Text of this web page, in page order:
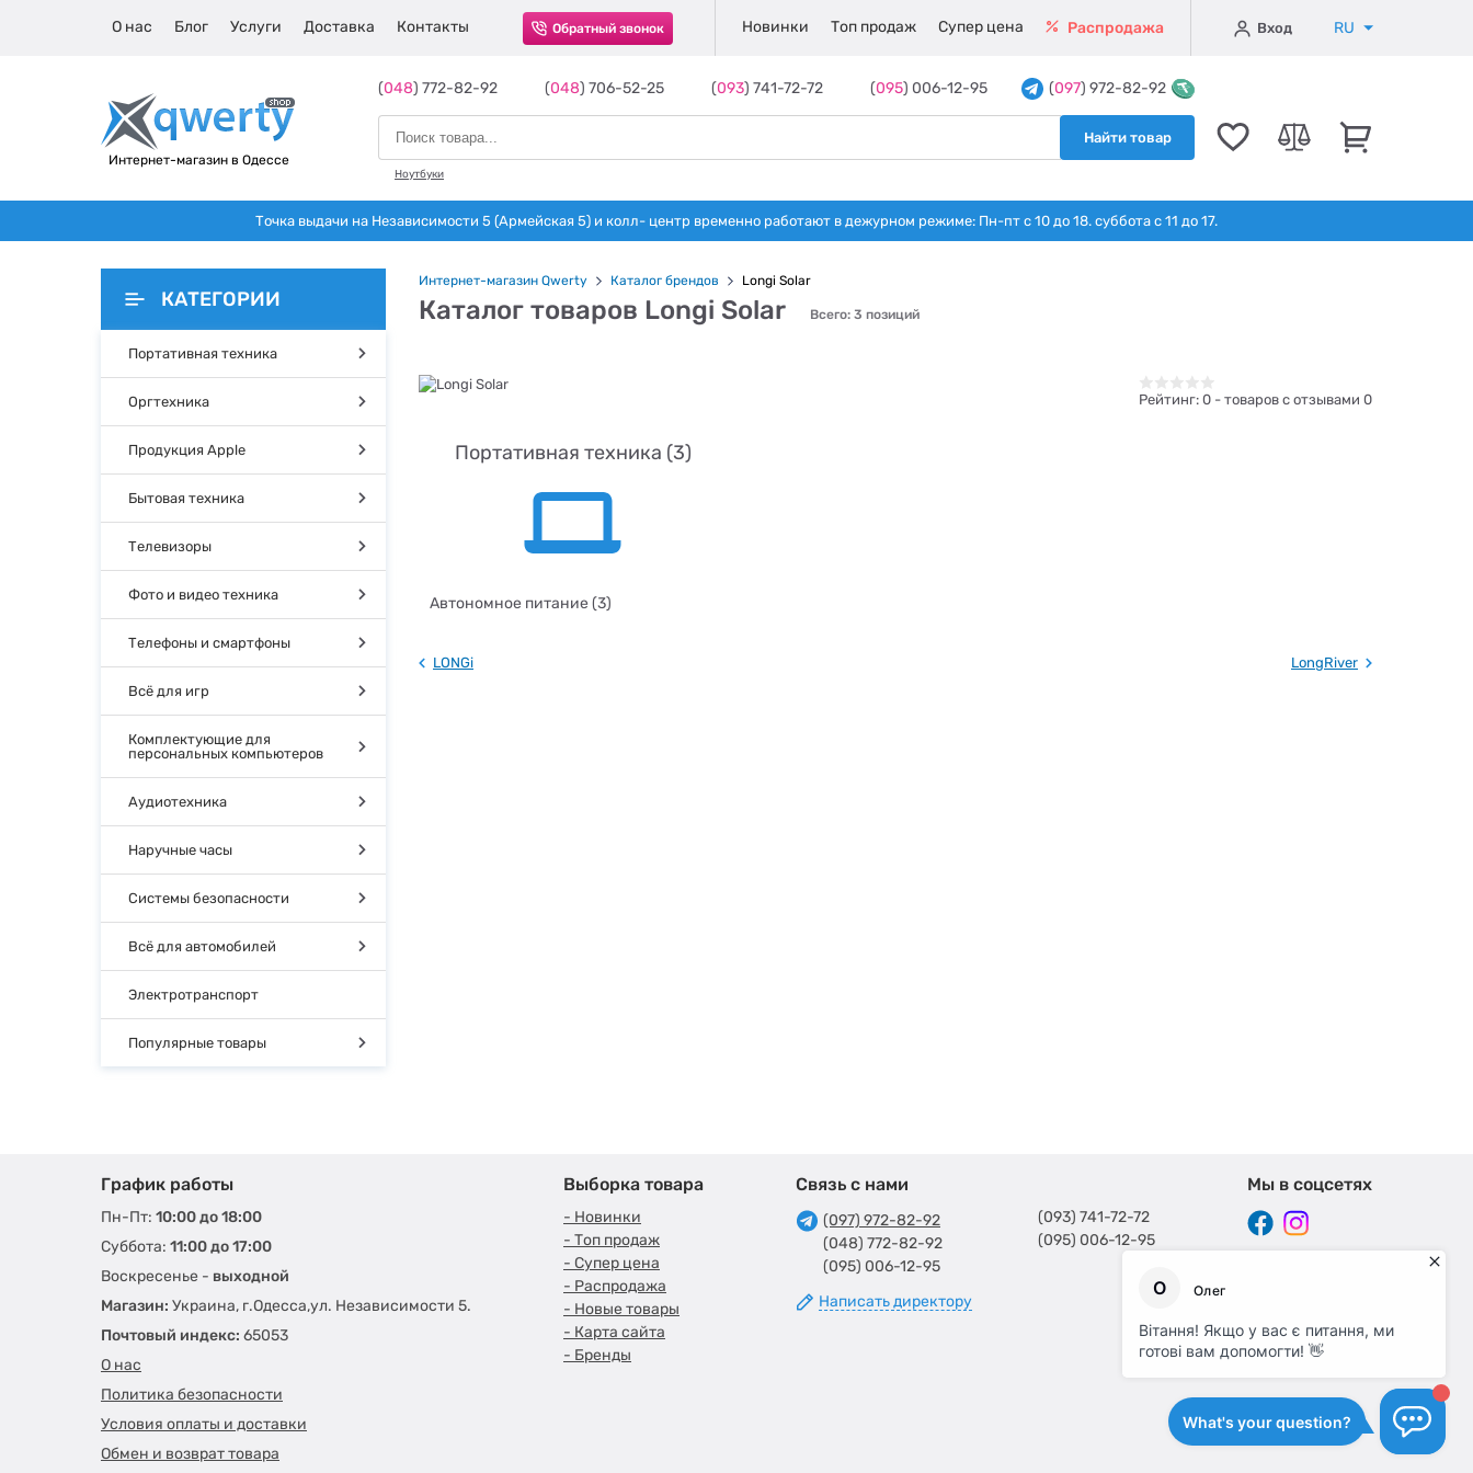
О нас Блог Услуги Доставка Контакты Обратный звонок Новинки Топ продаж Супер цена Распродажа Вход RU
Интернет-магазин в Одессе
(048) 772-82-92 (048) 706-52-25 (093) 741-72-72 (095) 006-12-95 (097) 972-82-92
Найти товар
Ноутбуки
Точка выдачи на Независимости 5 (Армейская 5) и колл- центр временно работают в дежурном режиме: Пн-пт с 10 до 18. суббота с 11 до 17.
КАТЕГОРИИ
Портативная техника
Оргтехника
Продукция Apple
Бытовая техника
Телевизоры
Фото и видео техника
Телефоны и смартфоны
Всё для игр
Комплектующие для
персональных компьютеров
Аудиотехника
Наручные часы
Системы безопасности
Всё для автомобилей
Электротранспорт
Популярные товары
Интернет-магазин Qwerty Каталог брендов Longi Solar
Каталог товаров Longi Solar Всего: 3 позиций
Рейтинг: 0 - товаров с отзывами 0
Портативная техника (3)
Автономное питание (3)
LONGi LongRiver
График работы
Пн-Пт: 10:00 до 18:00
Суббота: 11:00 до 17:00
Воскресенье - выходной
Магазин: Украина, г.Одесса,ул. Независимости 5.
Почтовый индекс: 65053
О нас
Политика безопасности
Условия оплаты и доставки
Обмен и возврат товара
Выборка товара
- Новинки
- Топ продаж
- Супер цена
- Распродажа
- Новые товары
- Карта сайта
- Бренды
Связь с нами
(097) 972-82-92
(048) 772-82-92
(095) 006-12-95
Написать директору
(093) 741-72-72
(095) 006-12-95
Мы в соцсетях